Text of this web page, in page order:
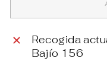
Recogida
Bajío 156